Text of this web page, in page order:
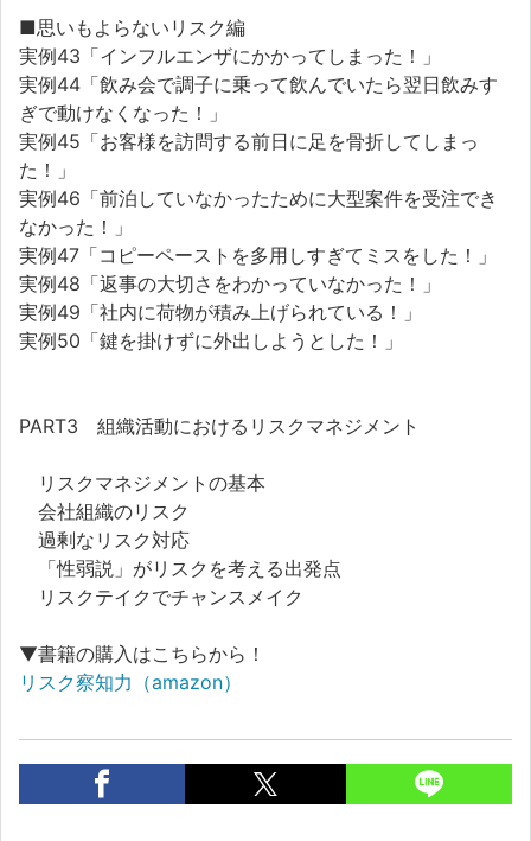
■思いもよらないリスク編
実例43「インフルエンザにかかってしまった！」
実例44「飲み会で調子に乗って飲んでいたら翌日飲みす
ぎで動けなくなった！」
実例45「お客様を訪問する前日に足を骨折してしまっ
た！」
実例46「前泊していなかったために大型案件を受注でき
なかった！」
実例47「コピーペーストを多用しすぎてミスをした！」
実例48「返事の大切さをわかっていなかった！」
実例49「社内に荷物が積み上げられている！」
実例50「鍵を掛けずに外出しようとした！」
PART3 組織活動におけるリスクマネジメント
リスクマネジメントの基本
会社組織のリスク
過剰なリスク対応
「性弱説」がリスクを考える出発点
リスクテイクでチャンスメイク
▼書籍の購入はこちらから！
リスク察知力（amazon）